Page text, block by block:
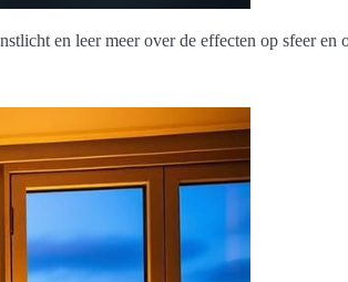
en leer meer over de effecten op sfeer en